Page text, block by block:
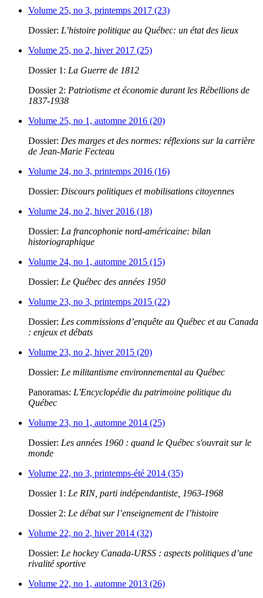
Volume 25, no 3, printemps 2017 (23)
Dossier: L’histoire politique au Québec: un état des lieux
Volume 25, no 2, hiver 2017 (25)
Dossier 1: La Guerre de 1812
Dossier 2: Patriotisme et économie durant les Rébellions de
1837-1938
Volume 25, no 1, automne 2016 (20)
Dossier: Des marges et des normes: réflexions sur la carrière
de Jean-Marie Fecteau
Volume 24, no 3, printemps 2016 (16)
Dossier: Discours politiques et mobilisations citoyennes
Volume 24, no 2, hiver 2016 (18)
Dossier: La francophonie nord-américaine: bilan
historiographique
Volume 24, no 1, automne 2015 (15)
Dossier: Le Québec des années 1950
Volume 23, no 3, printemps 2015 (22)
Dossier: Les commissions d’enquête au Québec et au Canada
: enjeux et débats
Volume 23, no 2, hiver 2015 (20)
Dossier: Le militantisme environnemental au Québec
Panoramas: L'Encyclopédie du patrimoine politique du
Québec
Volume 23, no 1, automne 2014 (25)
Dossier: Les années 1960 : quand le Québec s'ouvrait sur le
monde
Volume 22, no 3, printemps-été 2014 (35)
Dossier 1: Le RIN, parti indépendantiste, 1963-1968
Dossier 2: Le débat sur l’enseignement de l’histoire
Volume 22, no 2, hiver 2014 (32)
Dossier: Le hockey Canada-URSS : aspects politiques d’une
rivalité sportive
Volume 22, no 1, automne 2013 (26)